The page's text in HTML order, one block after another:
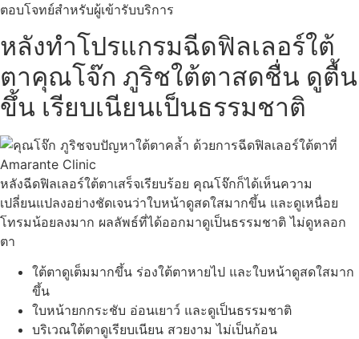
ตอบโจทย์สำหรับผู้เข้ารับบริการ
หลังทำโปรแกรมฉีดฟิลเลอร์ใต้
ตาคุณโจ๊ก ภูริชใต้ตาสดชื่น ดูตื้น
ขึ้น เรียบเนียนเป็นธรรมชาติ
หลังฉีดฟิลเลอร์ใต้ตาเสร็จเรียบร้อย คุณโจ๊กก็ได้เห็นความ
เปลี่ยนแปลงอย่างชัดเจนว่าใบหน้าดูสดใสมากขึ้น และดูเหนื่อย
โทรมน้อยลงมาก ผลลัพธ์ที่ได้ออกมาดูเป็นธรรมชาติ ไม่ดูหลอก
ตา
ใต้ตาดูเต็มมากขึ้น ร่องใต้ตาหายไป และใบหน้าดูสดใสมาก
ขึ้น
ใบหน้ายกกระชับ อ่อนเยาว์ และดูเป็นธรรมชาติ
บริเวณใต้ตาดูเรียบเนียน สวยงาม ไม่เป็นก้อน